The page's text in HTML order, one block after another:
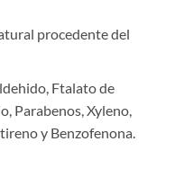
procedente del
Ftalato de
Parabenos, Xyleno,
y Benzofenona.